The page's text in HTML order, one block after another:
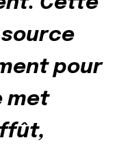
pour
met